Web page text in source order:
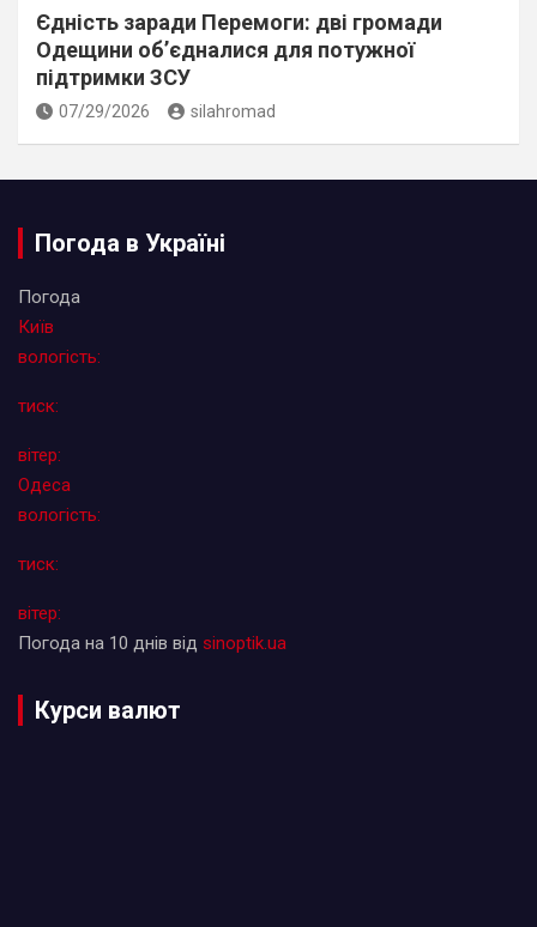
Єдність заради Перемоги: дві громади
Одещини об’єдналися для потужної
підтримки ЗСУ
07/29/2026 silahromad
Погода в Україні
Погода
Київ
вологість:
тиск:
вітер:
Одеса
вологість:
тиск:
вітер:
Погода на 10 днів від sinoptik.ua
Курси валют